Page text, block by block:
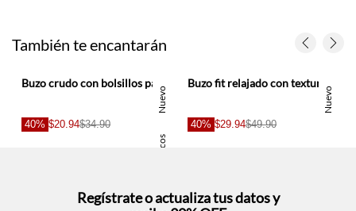
También te encantarán
Basicos
Nuevo
Buzo crudo con bolsillos para mujer
40% $20.94$34.90
Nuevo
Buzo fit relajado con textura acanalada en punto crudo para mujer
40% $29.94$49.90
Regístrate o actualiza tus datos y